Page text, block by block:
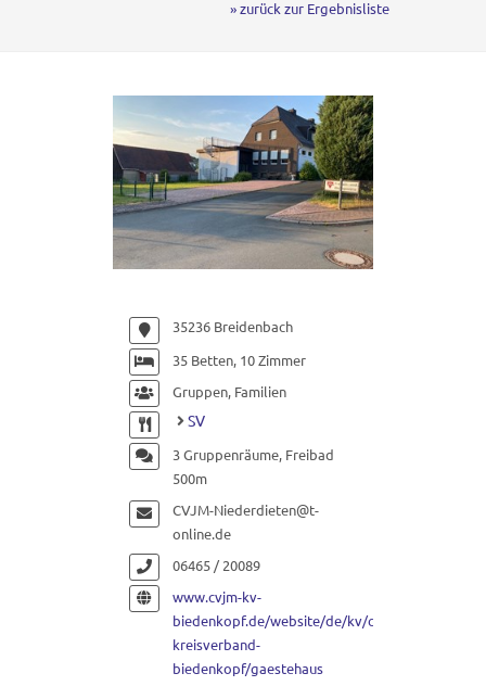
» zurück zur Ergebnisliste
35236 Breidenbach
35 Betten, 10 Zimmer
Gruppen, Familien
SV
3 Gruppenräume, Freibad
500m
CVJM-Niederdieten@t-
online.de
06465 / 20089
www.cvjm-kv-
biedenkopf.de/website/de/kv/cvjm-
kreisverband-
biedenkopf/gaestehaus